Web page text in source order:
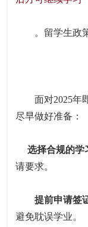
。留学生政策
面对2025年即
尽早做好准备：
选择合规的学
请要求。
提前申请签
避免耽误学业。